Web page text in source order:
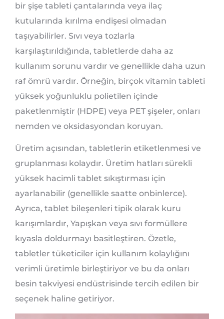
bir şişe tableti çantalarında veya ilaç
kutularında kırılma endişesi olmadan
taşıyabilirler. Sıvı veya tozlarla
karşılaştırıldığında, tabletlerde daha az
kullanım sorunu vardır ve genellikle daha uzun
raf ömrü vardır. Örneğin, birçok vitamin tableti
yüksek yoğunluklu polietilen içinde
paketlenmiştir (HDPE) veya PET şişeler, onları
nemden ve oksidasyondan koruyan.
Üretim açısından, tabletlerin etiketlenmesi ve
gruplanması kolaydır. Üretim hatları sürekli
yüksek hacimli tablet sıkıştırması için
ayarlanabilir (genellikle saatte onbinlerce).
Ayrıca, tablet bileşenleri tipik olarak kuru
karışımlardır, Yapışkan veya sıvı formüllere
kıyasla doldurmayı basitleştiren. Özetle,
tabletler tüketiciler için kullanım kolaylığını
verimli üretimle birleştiriyor ve bu da onları
besin takviyesi endüstrisinde tercih edilen bir
seçenek haline getiriyor.